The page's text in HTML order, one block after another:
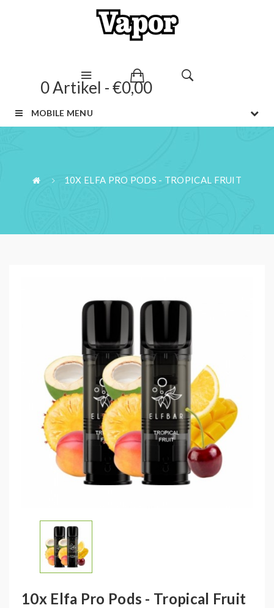
0 Artikel - €0,00
MOBILE MENU
10X ELFA PRO PODS - TROPICAL FRUIT
10x Elfa Pro Pods - Tropical Fruit